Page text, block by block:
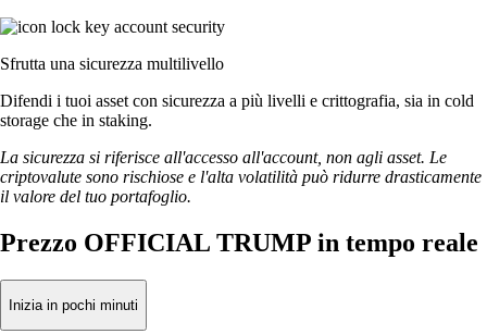
Sfrutta una sicurezza multilivello
Difendi i tuoi asset con sicurezza a più livelli e crittografia, sia in cold
storage che in staking.
La sicurezza si riferisce all'accesso all'account, non agli asset. Le
criptovalute sono rischiose e l'alta volatilità può ridurre drasticamente
il valore del tuo portafoglio.
Prezzo OFFICIAL TRUMP in tempo reale
Inizia in pochi minuti